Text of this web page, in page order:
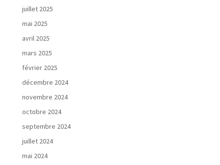
juillet 2025
mai 2025
avril 2025
mars 2025
février 2025
décembre 2024
novembre 2024
octobre 2024
septembre 2024
juillet 2024
mai 2024